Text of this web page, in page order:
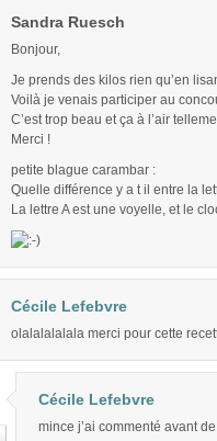
Sandra Ruesch
Bonjour,
Je prends des kilos rien qu’en
Voilà je venais participer au
C’est trop beau et ça à l’air
Merci !
petite blague carambar :
Quelle différence y a t il entre la
La lettre A est une voyelle, et le
Cécile Lefebvre
olalalalalala merci pour cette
Cécile Lefebvre
mince j’ai commenté avant